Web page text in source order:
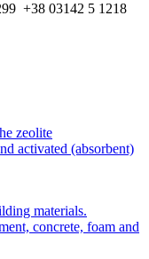
+38 03142 5 1218
zeolite
activated (absorbent)
materials.
concrete, foam and